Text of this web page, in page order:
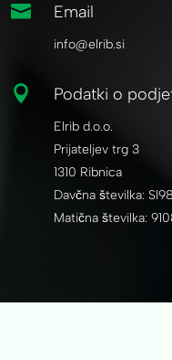
 Email
info@elrib.si
 Podatki o
Elrib d.o.o.
Prijateljev trg 3
1310 Ribnica
Davčna številka:
Matična številka: